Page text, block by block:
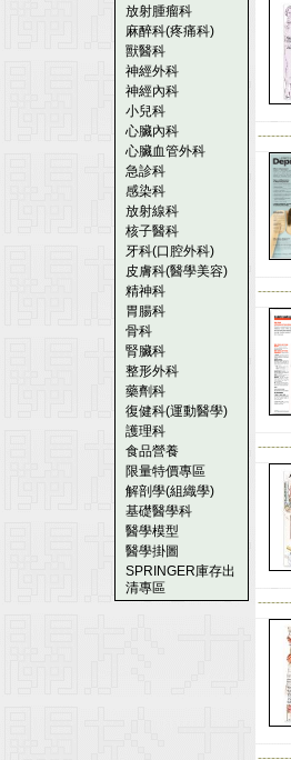
放射腫瘤科
麻醉科(疼痛科)
獸醫科
神經外科
神經內科
小兒科
心臟內科
心臟血管外科
急診科
感染科
放射線科
核子醫科
牙科(口腔外科)
皮膚科(醫學美容)
精神科
胃腸科
骨科
腎臟科
整形外科
藥劑科
復健科(運動醫學)
護理科
食品營養
限量特價專區
解剖學(組織學)
基礎醫學科
醫學模型
醫學掛圖
SPRINGER庫存出
清專區